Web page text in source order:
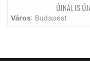
ÚJNÁL IS
Város: Budapest